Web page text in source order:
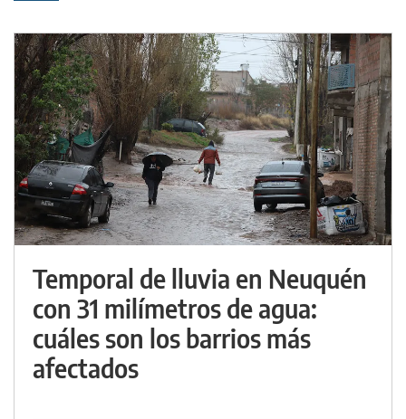
Temporal de lluvia en Neuquén
con 31 milímetros de agua:
cuáles son los barrios más
afectados